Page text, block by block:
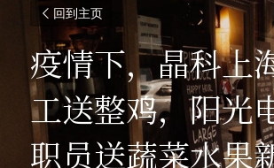
回到主页
疫情下，晶科上
工送整鸡，阳光
职员送蔬菜水果